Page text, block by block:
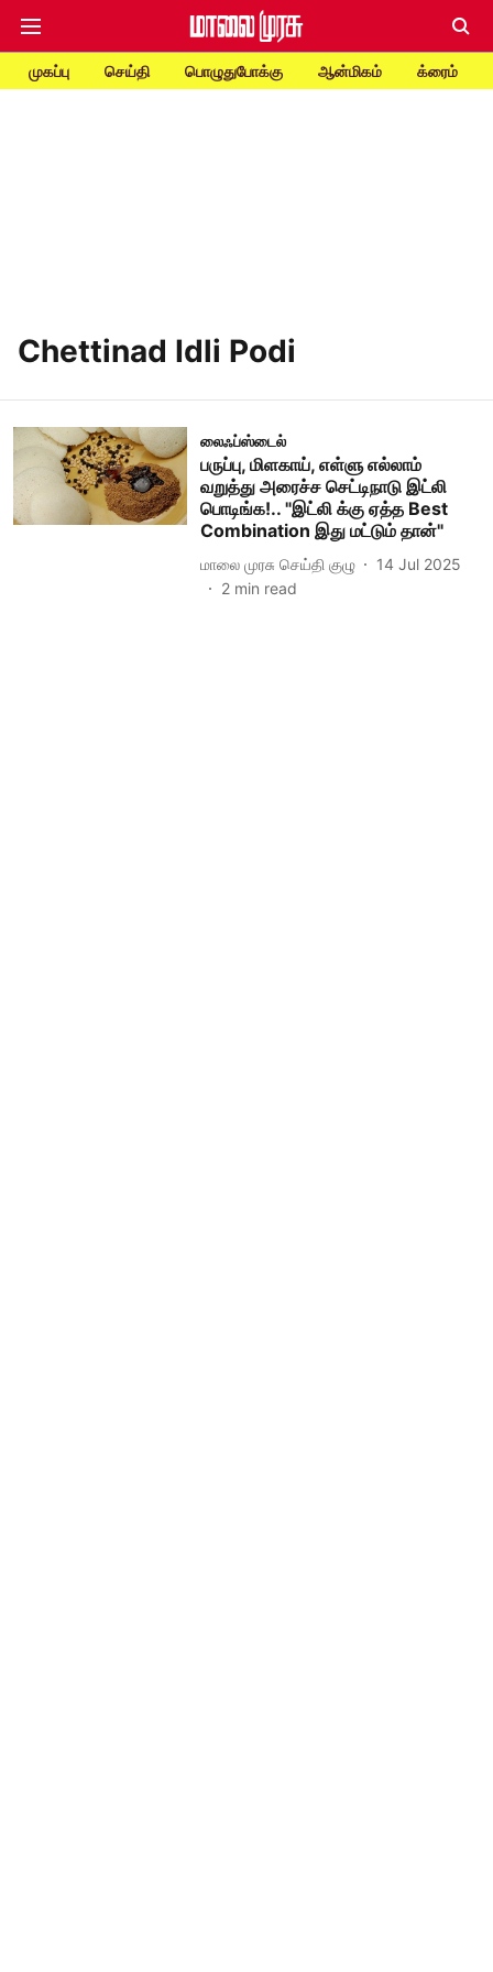
முகப்பு செய்தி பொழுதுபோக்கு ஆன்மிகம் க்ரைம்
Chettinad Idli Podi
லைஃப்ஸ்டைல்
பருப்பு, மிளகாய், எள்ளு எல்லாம்
வறுத்து அரைச்ச செட்டிநாடு இட்லி
பொடிங்க!.. "இட்லி க்கு ஏத்த Best
Combination இது மட்டும் தான்"
மாலை முரசு செய்தி குழு
14 Jul 2025
2 min read